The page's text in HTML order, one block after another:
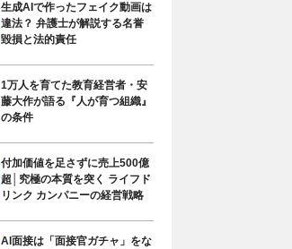
生成AIで作ったフェイク動画は
違法？ 弁護士が解説する名誉
毀損と法的責任
1万人を育てた教育経営者・安
藤大作が語る『人が育つ組織』
の条件
付加価値を足さずに売上500億
超│究極の本質を突く ライフド
リンク カンパニーの経営戦略
AI面接は「面接官ガチャ」をな